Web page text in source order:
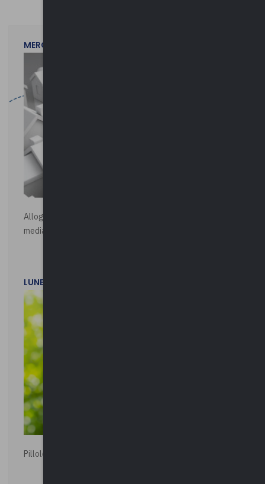
MERCOLEDì 29 LUGLIO 2026
Alloggi di Edilizia Residenziale Pubblica - Vendita all'asta
mediante procedura asincrona telematica
LUNEDì 20 LUGLIO 2026
Pillole ambientali | 2026